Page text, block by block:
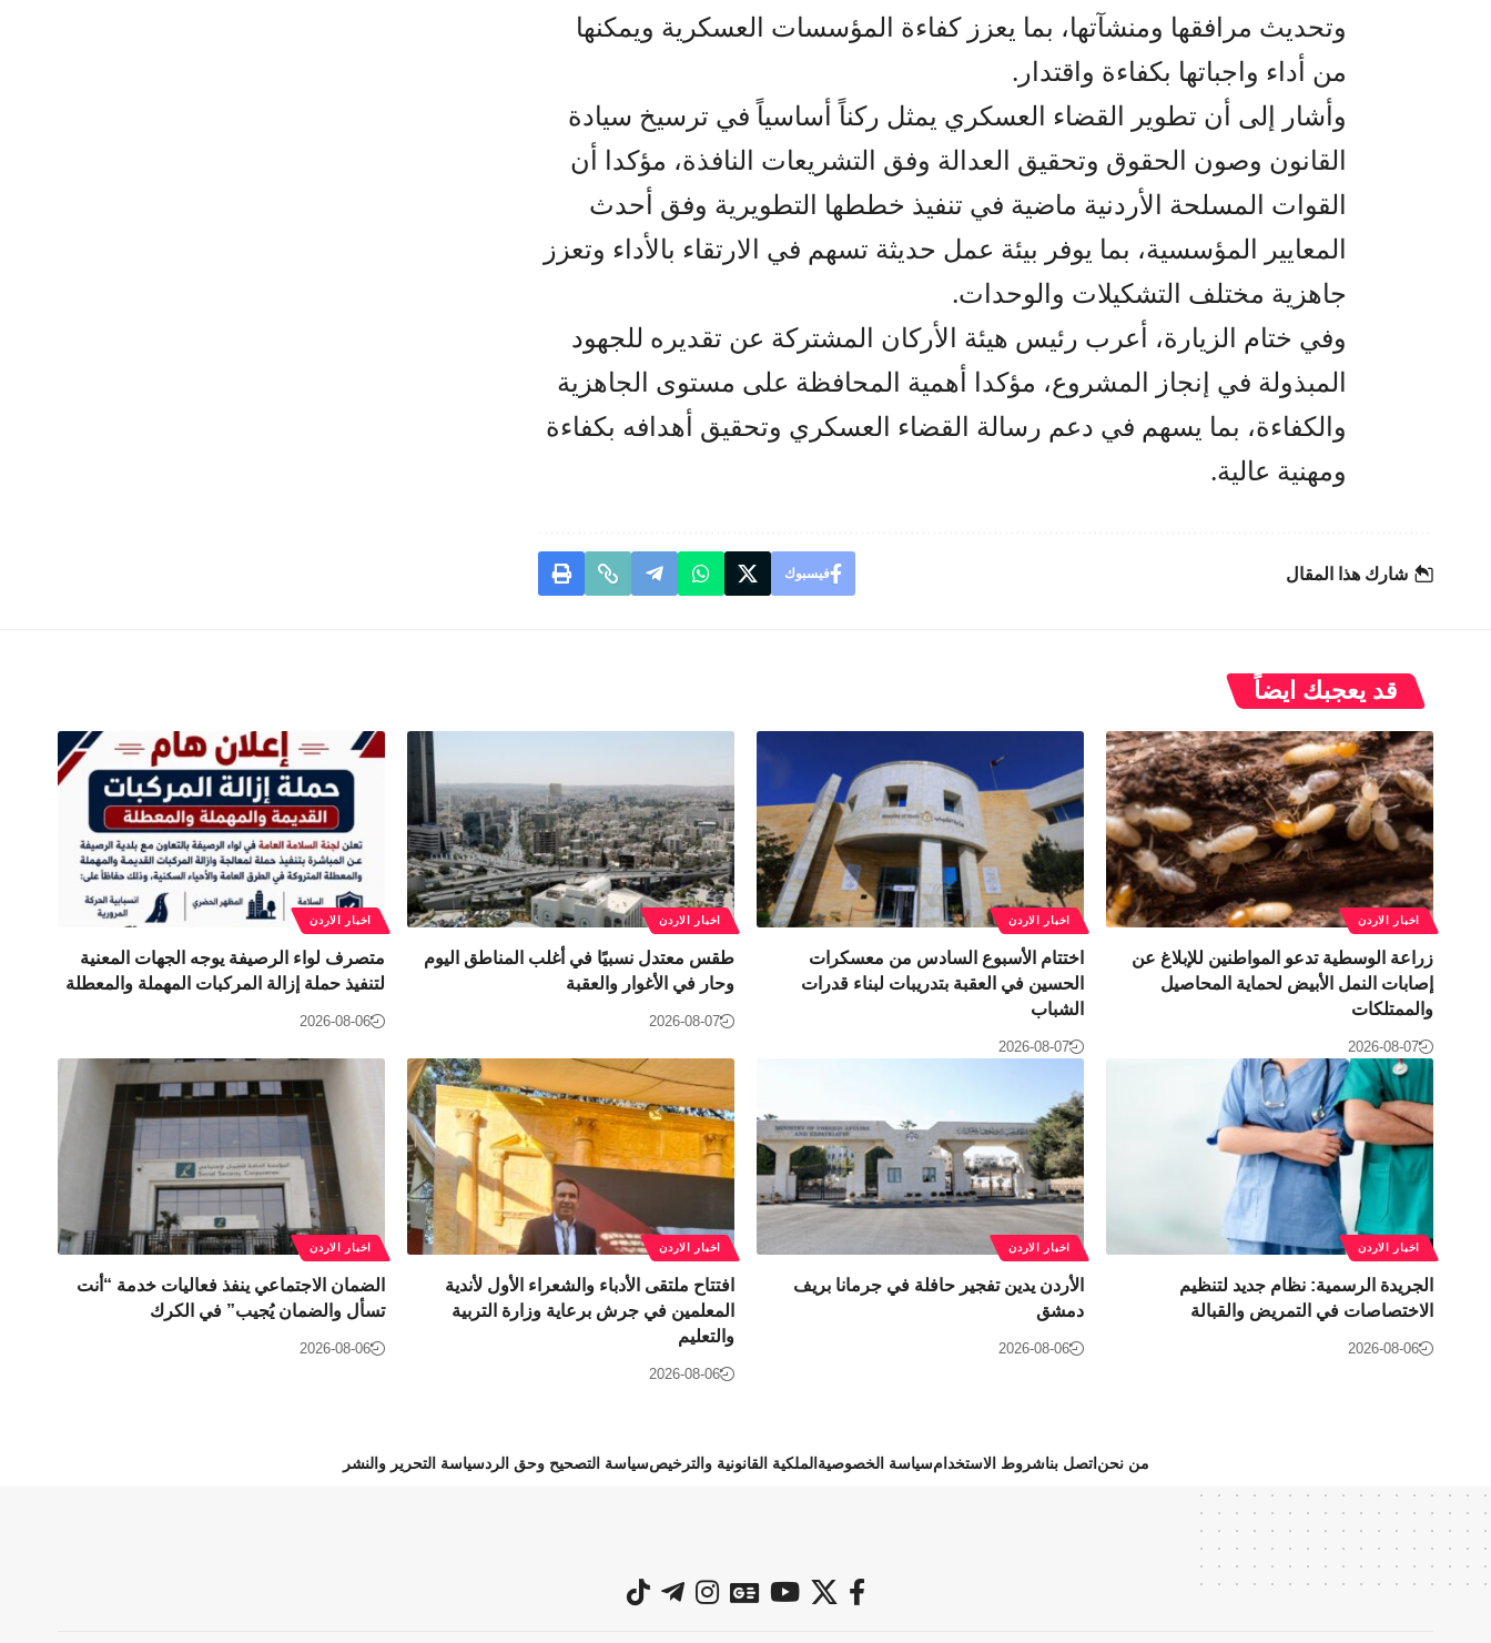
وتحديث مرافقها ومنشآتها، بما يعزز كفاءة المؤسسات العسكرية ويمكنها
من أداء واجباتها بكفاءة واقتدار.
وأشار إلى أن تطوير القضاء العسكري يمثل ركناً أساسياً في ترسيخ سيادة
القانون وصون الحقوق وتحقيق العدالة وفق التشريعات النافذة، مؤكدا أن
القوات المسلحة الأردنية ماضية في تنفيذ خططها التطويرية وفق أحدث
المعايير المؤسسية، بما يوفر بيئة عمل حديثة تسهم في الارتقاء بالأداء وتعزز
جاهزية مختلف التشكيلات والوحدات.
وفي ختام الزيارة، أعرب رئيس هيئة الأركان المشتركة عن تقديره للجهود
المبذولة في إنجاز المشروع، مؤكدا أهمية المحافظة على مستوى الجاهزية
والكفاءة، بما يسهم في دعم رسالة القضاء العسكري وتحقيق أهدافه بكفاءة
ومهنية عالية.
شارك هذا المقال فيسبوك
قد يعجبك ايضاً
اخبار الاردن
زراعة الوسطية تدعو المواطنين للإبلاغ عن
إصابات النمل الأبيض لحماية المحاصيل
والممتلكات
2026-08-07
اخبار الاردن
اختتام الأسبوع السادس من معسكرات
الحسين في العقبة بتدريبات لبناء قدرات
الشباب
2026-08-07
اخبار الاردن
طقس معتدل نسبيًا في أغلب المناطق اليوم
وحار في الأغوار والعقبة
2026-08-07
اخبار الاردن
متصرف لواء الرصيفة يوجه الجهات المعنية
لتنفيذ حملة إزالة المركبات المهملة والمعطلة
2026-08-06
اخبار الاردن
الجريدة الرسمية: نظام جديد لتنظيم
الاختصاصات في التمريض والقبالة
2026-08-06
اخبار الاردن
الأردن يدين تفجير حافلة في جرمانا بريف
دمشق
2026-08-06
اخبار الاردن
افتتاح ملتقى الأدباء والشعراء الأول لأندية
المعلمين في جرش برعاية وزارة التربية
والتعليم
2026-08-06
اخبار الاردن
الضمان الاجتماعي ينفذ فعاليات خدمة “أنت
تسأل والضمان يُجيب” في الكرك
2026-08-06
من نحن اتصل بناشروط الاستخدامسياسة الخصوصية الملكية القانونية والترخيصسياسة التصحيح وحق الردسياسة التحرير والنشر